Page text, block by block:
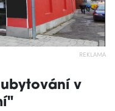
REKLAMA
ubytování v